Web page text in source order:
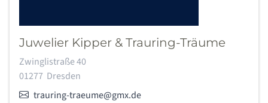
Juwelier Kipper & Trauring-Träume
Adresse:
Zwinglistraße 40
01277 Dresden
E-Mail:trauring-traeume@gmx.de